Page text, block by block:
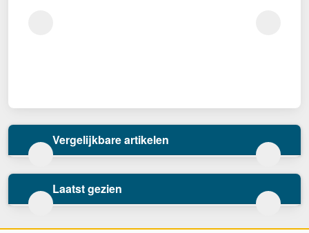
Vergelijkbare artikelen
Laatst gezien